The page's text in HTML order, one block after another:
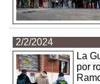
2/2/2024
La
por